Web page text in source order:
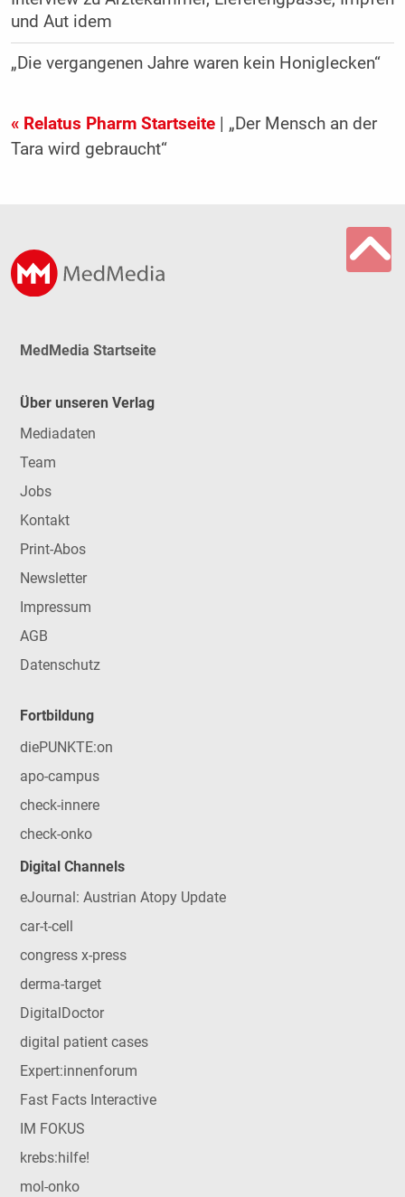
und Aut idem
„Die vergangenen Jahre waren kein Honiglecken“
« Relatus Pharm Startseite| „Der Mensch an der
Tara wird gebraucht“
MedMedia Startseite
Über unseren Verlag
Mediadaten
Team
Jobs
Kontakt
Print-Abos
Newsletter
Impressum
AGB
Datenschutz
Fortbildung
diePUNKTE:on
apo-campus
check-innere
check-onko
Digital Channels
eJournal: Austrian Atopy Update
car-t-cell
congress x-press
derma-target
DigitalDoctor
digital patient cases
Expert:innenforum
Fast Facts Interactive
IM FOKUS
krebs:hilfe!
mol-onko